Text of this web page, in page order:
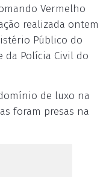
Vermelho
realizada ontem
Público do
da Polícia Civil do
de luxo na
foram presas na